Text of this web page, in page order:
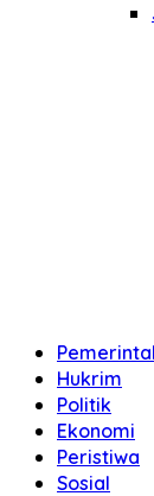
Hukrim
Politik
Ekonomi
Peristiwa
Sosial